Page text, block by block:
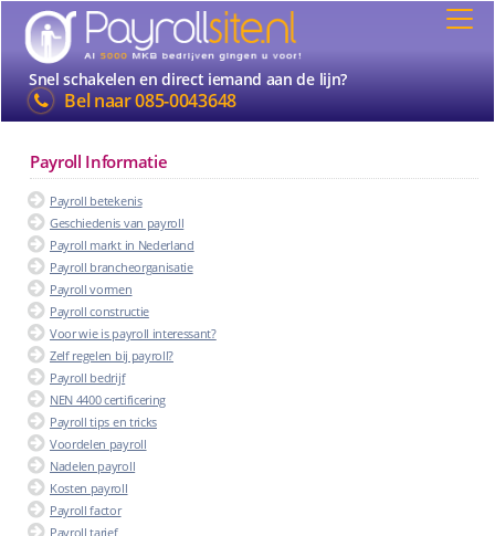
Snel schakelen en direct iemand aan de lijn?
Bel naar085-0043648
Payroll Informatie
Payroll betekenis
Geschiedenis van payroll
Payroll markt in Nederland
Payroll brancheorganisatie
Payroll vormen
Payroll constructie
Voor wie is payroll interessant?
Zelf regelen bij payroll?
Payroll bedrijf
NEN 4400 certificering
Payroll tips en tricks
Voordelen payroll
Nadelen payroll
Kosten payroll
Payroll factor
Payroll tarief